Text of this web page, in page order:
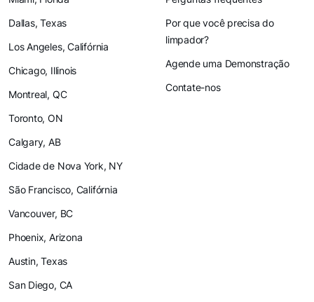
Dallas, Texas
Los Angeles, Califórnia
Chicago, Illinois
Montreal, QC
Toronto, ON
Calgary, AB
Cidade de Nova York, NY
São Francisco, Califórnia
Vancouver, BC
Phoenix, Arizona
Austin, Texas
San Diego, CA
Por que você precisa do
limpador?
Agende uma Demonstração
Contate-nos